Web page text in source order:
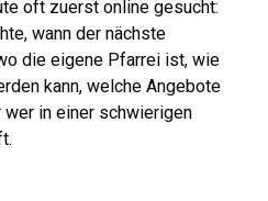
oft zuerst online gesucht:
wann der nächste
die eigene Pfarrei ist, wie
kann, welche Angebote
in einer schwierigen